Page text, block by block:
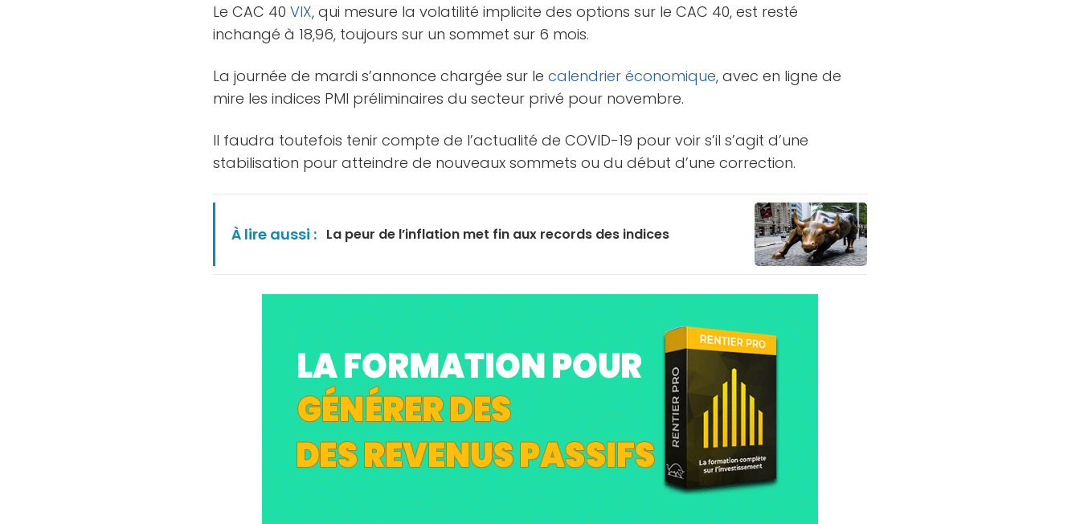
Le CAC 40VIX, qui mesure la volatilité implicite des options sur le CAC 40, est resté
inchangé à 18,96, toujours sur un sommet sur 6 mois.
La journée de mardi s’annonce chargée sur lecalendrier économique, avec en ligne de
mire les indices PMI préliminaires du secteur privé pour novembre.
Il faudra toutefois tenir compte de l’actualité de COVID-19 pour voir s’il s’agit d’une
stabilisation pour atteindre de nouveaux sommets ou du début d’une correction.
À lire aussi : La peur de l’inflation met fin aux records des indices